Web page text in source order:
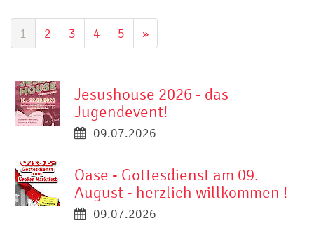
1 2 3 4 5 »
Jesushouse 2026 - das
Jugendevent!
09.07.2026
Oase - Gottesdienst am 09.
August - herzlich willkommen !
09.07.2026